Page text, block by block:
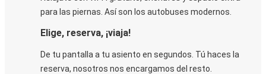
para las piernas. Así son los autobuses modernos.
Elige, reserva, ¡viaja!
De tu pantalla a tu asiento en segundos. Tú haces la
reserva, nosotros nos encargamos del resto.